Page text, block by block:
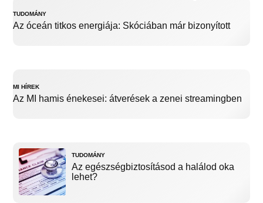
TUDOMÁNY
Az óceán titkos energiája: Skóciában már bizonyított
MI HÍREK
Az MI hamis énekesei: átverések a zenei streamingben
TUDOMÁNY
Az egészségbiztosításod a halálod oka
lehet?